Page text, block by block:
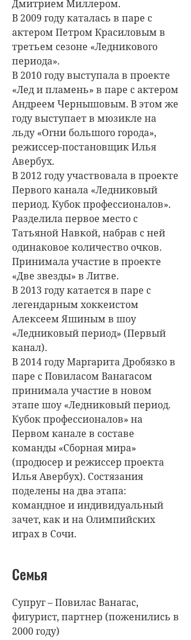
Дмитрием Миллером.
В 2009 году каталась в паре с
актером Петром Красиловым в
третьем сезоне «Ледникового
периода».
В 2010 году выступала в проекте
«Лед и пламень» в паре с актером
Андреем Чернышовым. В этом же
году выступает в мюзикле на
льду «Огни большого города»,
режиссер-постановщик Илья
Авербух.
В 2012 году участвовала в проекте
Первого канала «Ледниковый
период. Кубок профессионалов».
Разделила первое место с
Татьяной Навкой, набрав с ней
одинаковое количество очков.
Принимала участие в проекте
«Две звезды» в Литве.
В 2013 году катается в паре с
легендарным хоккеистом
Алексеем Яшиным в шоу
«Ледниковый период» (Первый
канал).
В 2014 году Маргарита Дробязко в
паре с Повиласом Ванагасом
принимала участие в новом
этапе шоу «Ледниковый период.
Кубок профессионалов» на
Первом канале в составе
команды «Сборная мира»
(продюсер и режиссер проекта
Илья Авербух). Состязания
поделены на два этапа:
командное и индивидуальный
зачет, как и на Олимпийских
играх в Сочи.
Семья
Супруг – Повилас Ванагас,
фигурист, партнер (поженились в
2000 году)